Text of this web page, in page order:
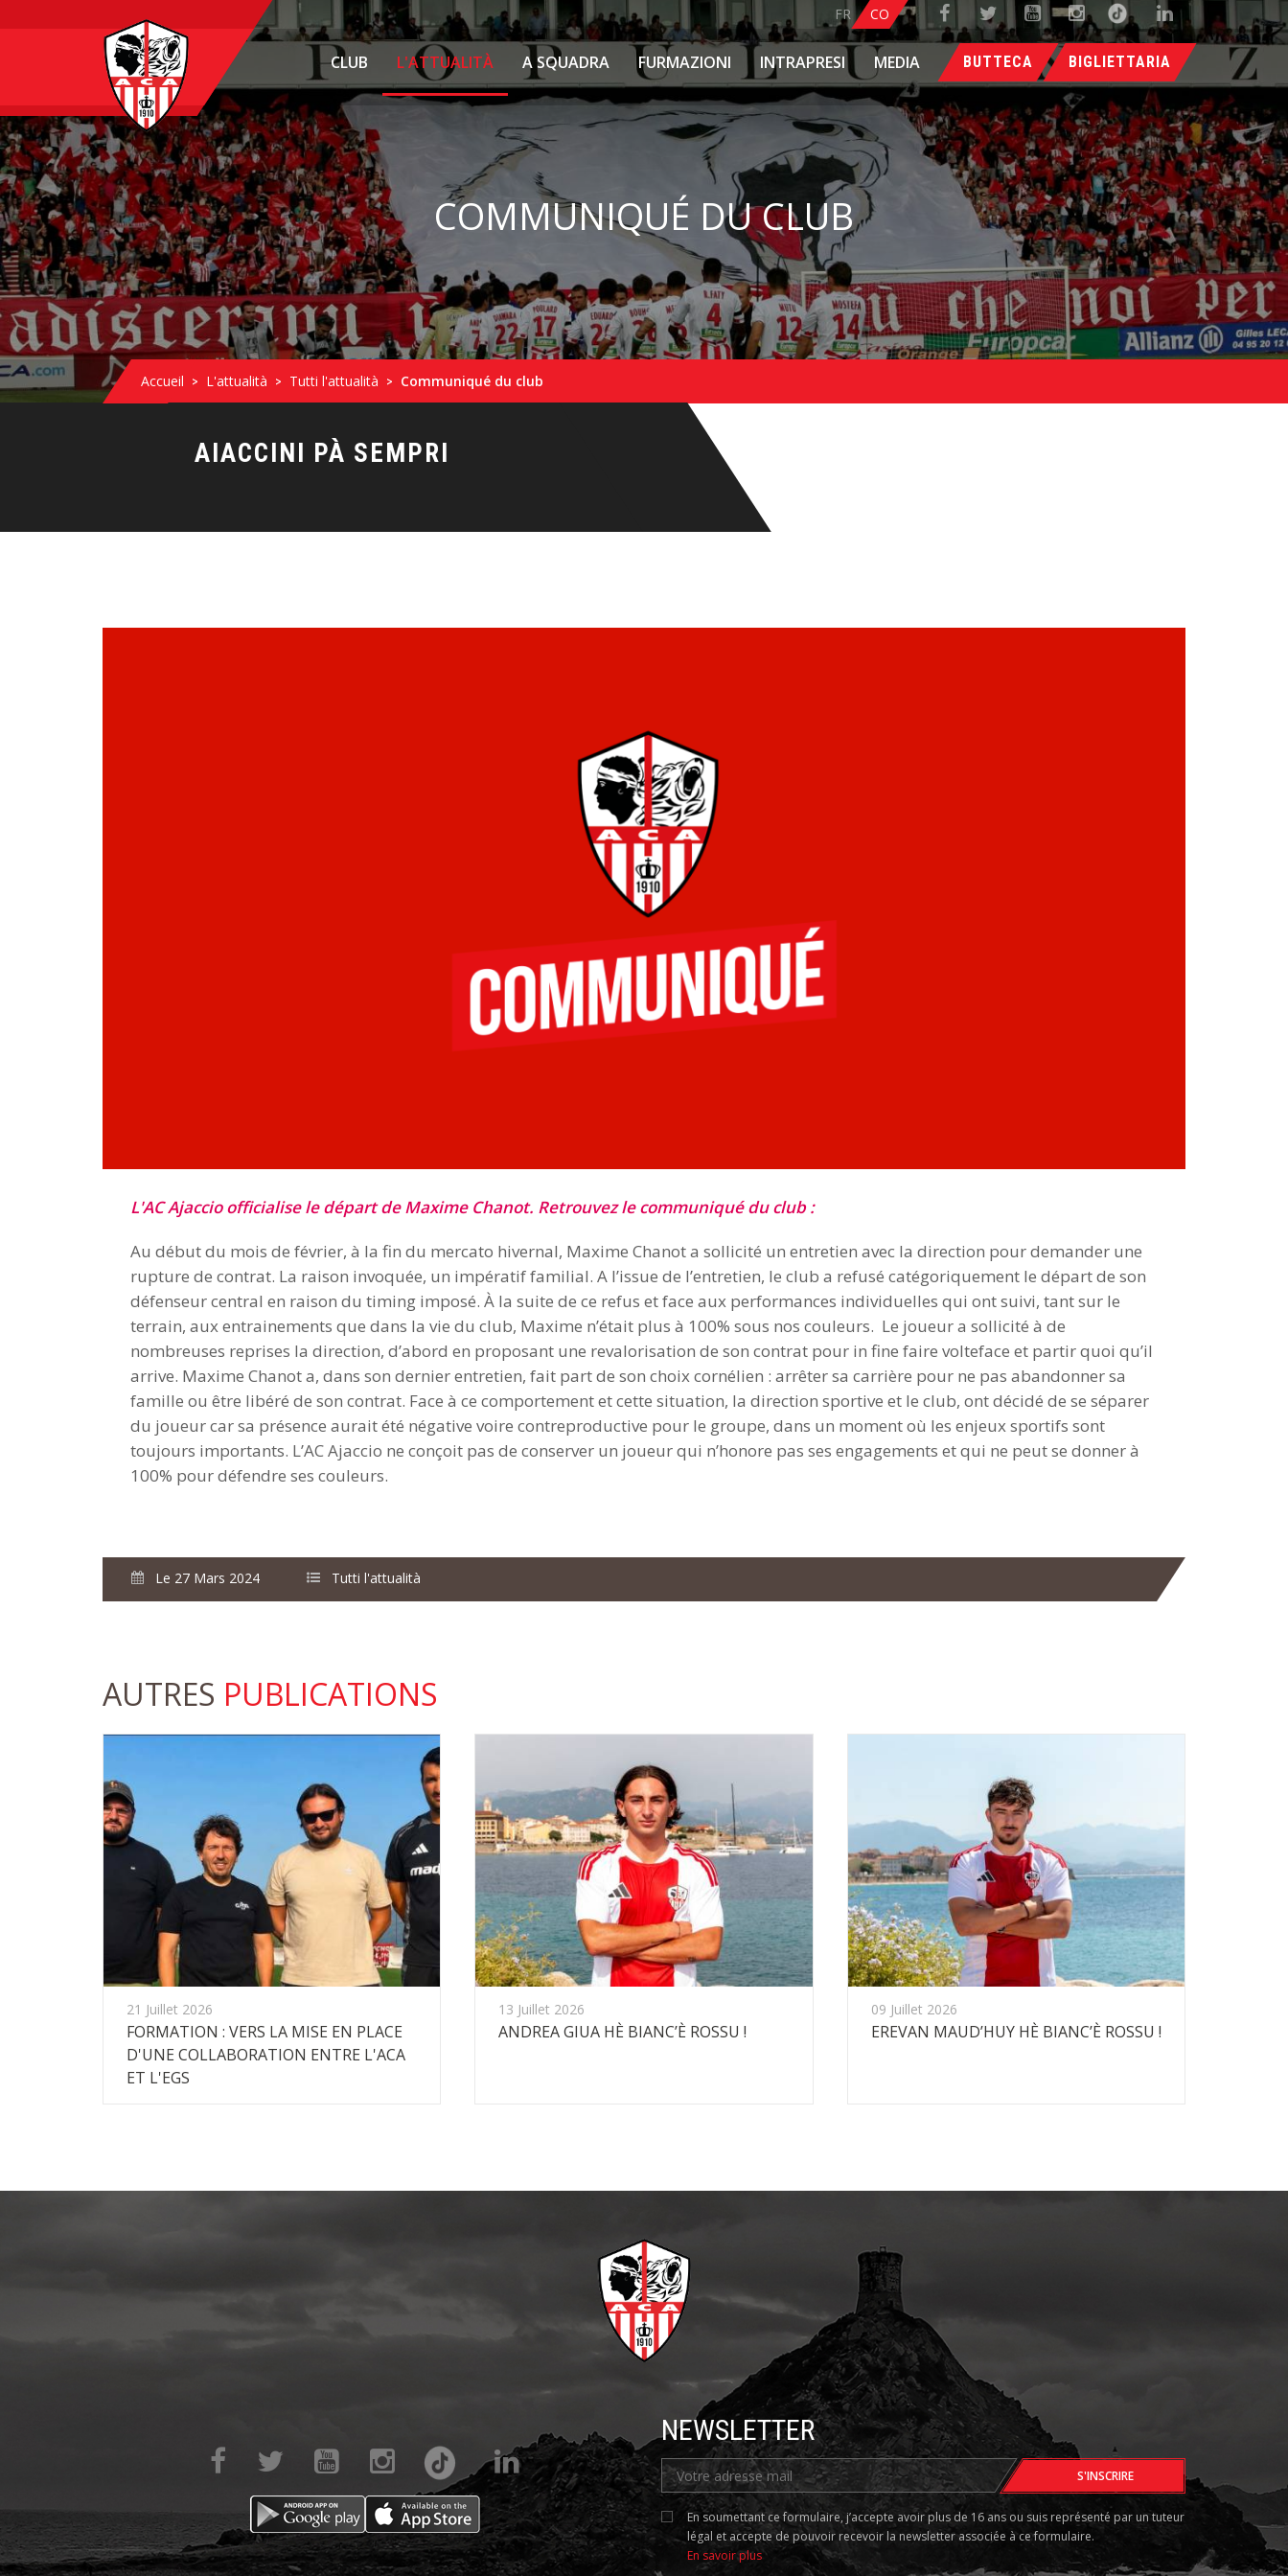
FR CO
BUTTECA BIGLIETTARIA
CLUB L'ATTUALITÀ A SQUADRA FURMAZIONI INTRAPRESI MEDIA
COMMUNIQUÉ DU CLUB
Accueil L'attualità Tutti l'attualità Communiqué du club
L'AC Ajaccio officialise le départ de Maxime Chanot. Retrouvez le communiqué du club :
Au début du mois de février, à la fin du mercato hivernal, Maxime Chanot a sollicité un entretien avec la direction pour demander une
rupture de contrat. La raison invoquée, un impératif familial. A l’issue de l’entretien, le club a refusé catégoriquement le départ de son
défenseur central en raison du timing imposé. À la suite de ce refus et face aux performances individuelles qui ont suivi, tant sur le
terrain, aux entrainements que dans la vie du club, Maxime n’était plus à 100% sous nos couleurs. Le joueur a sollicité à de
nombreuses reprises la direction, d’abord en proposant une revalorisation de son contrat pour in fine faire volteface et partir quoi qu’il
arrive. Maxime Chanot a, dans son dernier entretien, fait part de son choix cornélien : arrêter sa carrière pour ne pas abandonner sa
famille ou être libéré de son contrat. Face à ce comportement et cette situation, la direction sportive et le club, ont décidé de se séparer
du joueur car sa présence aurait été négative voire contreproductive pour le groupe, dans un moment où les enjeux sportifs sont
toujours importants. L’AC Ajaccio ne conçoit pas de conserver un joueur qui n’honore pas ses engagements et qui ne peut se donner à
100% pour défendre ses couleurs.
Le 27 Mars 2024 Tutti l'attualità
AUTRES PUBLICATIONS
21 Juillet 2026
FORMATION : VERS LA MISE EN PLACE
D'UNE COLLABORATION ENTRE L'ACA
ET L'EGS
13 Juillet 2026
ANDREA GIUA HÈ BIANC’È ROSSU !
09 Juillet 2026
EREVAN MAUD’HUY HÈ BIANC’È ROSSU !
NEWSLETTER
En soumettant ce formulaire, j’accepte avoir plus de 16 ans ou suis représenté par un tuteur
légal et accepte de pouvoir recevoir la newsletter associée à ce formulaire.
En savoir plus